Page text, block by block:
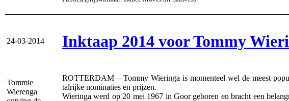
24-03-2014 Inktaap 2014 voor Tommy
Tommie
Wierenga
ROTTERDAM – Tommy Wieringa is momenteel wel de meest
talrijke nominaties en prijzen.
Wieringa werd op 20 mei 1967 in Goor geboren en bracht een